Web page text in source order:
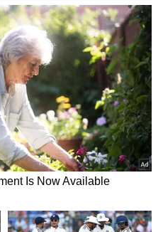
ದಾಳಿ
ಕೆನಿಷಾ (Kenisha)
ಕೇಳಿಬರುತ್ತಿದೆ. ರವಿ ಮತ್ತು
ಕಾರಣ ಎಂಬ
ಈ ಬಗ್ಗೆ ಪ್ರತಿಕ್ರಿಯಿಸಿದ ರವಿ,
ಶಾಂತಿಯಿಂದ ಇರಲಿ
ಎಂದು ಹೇಳುವ ಮೂಲಕ
ಯತ್ನಿಸಿದ್ದಾರೆ. ಅತ್ತ ಕೆನಿಷಾ
ತಮ್ಮ
ಬಗ್ಗೆ ಕಣ್ಣೀರು